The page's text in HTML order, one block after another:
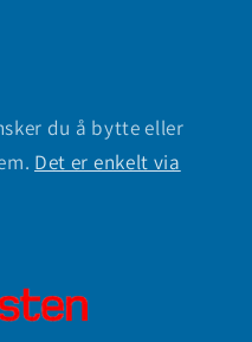
du å bytte eller
Det er enkelt via